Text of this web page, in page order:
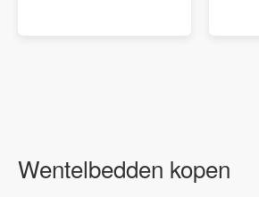
Wentelbedden kopen